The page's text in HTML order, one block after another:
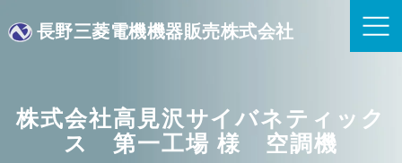
長野三菱電機機器販売株式会社
株式会社高見沢サイバネティック
ス 第一工場 様 空調機